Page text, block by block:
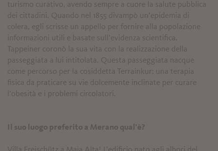
turismo curativo, avendo sempre a cuore la salute pubblica
dei cittadini. Quando nel 1855 divampò un’epidemia di
colera, egli scrisse un appello per fornire alla popolazione
informazioni utili e basate sull’evidenza scientifica.
Tappeiner coronò la sua vita con la realizzazione della
passeggiata a lui intitolata. Questa passeggiata nacque
come percorso per la cosiddetta Terrainkur: una terapia
fisica da praticare su vie dolcemente inclinate per curare
l’obesità e i problemi circolatori.
Il suo luogo preferito a Merano qual'è?